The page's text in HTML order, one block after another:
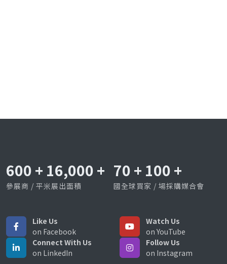
600 + 16,000 +
參展商 / 平米展出面積
70 + 100 +
國全球買家 / 場採購媒合會
Like Us
on Facebook
Watch Us
on YouTube
Connect With Us
on LinkedIn
Follow Us
on Instagram